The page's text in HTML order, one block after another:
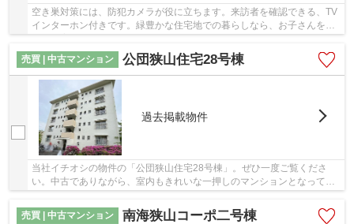
空き巣対策には、防犯カメラが役に立ちます。来訪者を確認できる、TV
インターホン付きです。緑豊かな住宅地での暮らしなら、お子さんをの
びのび育てることができます。大型車の通行が...
売買 | 中古マンション
公団狭山住宅28号棟
過去掲載物件
当社イチオシの物件の「公団狭山住宅28号棟」。ぜひ一度ご覧くださ
い。中古でありながら、室内もきれいな一押しのマンションとなってい
ます。あなたのライフスタイルに合った物件のご...
売買 | 中古マンション
南海狭山コーポ二号棟